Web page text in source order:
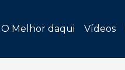
O Melhor daqui Vídeos